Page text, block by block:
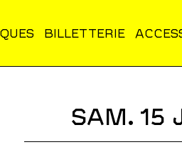
BILLETTERIE
SAM. 15